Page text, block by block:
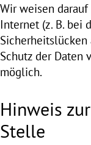
Wir weisen
Internet (z. B. bei
Schutz der Daten
möglich.
Hinweis
Stelle